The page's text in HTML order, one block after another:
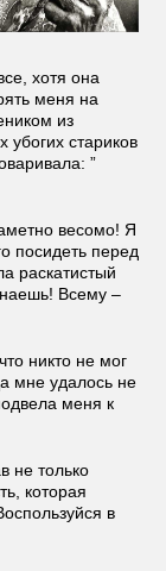
хотя она
меня на
из
убогих стариков
”
весомо! Я
посидеть перед
раскатистый
Всему –
никто не мог
мне удалось не
меня к
не только
которая
в